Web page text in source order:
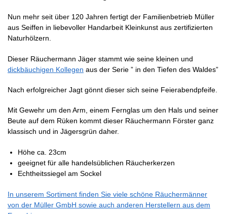
Nun mehr seit über 120 Jahren fertigt der Familienbetrieb Müller
aus Seiffen in liebevoller Handarbeit Kleinkunst aus zertifizierten
Naturhölzern.
Dieser Räuchermann Jäger stammt wie seine kleinen und
dickbäuchigen Kollegen aus der Serie ” in den Tiefen des Waldes”
Nach erfolgreicher Jagt gönnt dieser sich seine Feierabendpfeife.
Mit Gewehr um den Arm, einem Fernglas um den Hals und seiner
Beute auf dem Rüken kommt dieser Räuchermann Förster ganz
klassisch und in Jägersgrün daher.
Höhe ca. 23cm
geeignet für alle handelsüblichen Räucherkerzen
Echtheitssiegel am Sockel
In unserem Sortiment finden Sie viele schöne Räuchermänner
von der Müller GmbH sowie auch anderen Herstellern aus dem